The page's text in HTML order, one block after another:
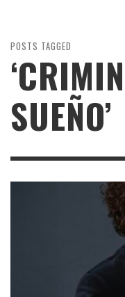
POSTS TAGGED
SUEÑO’